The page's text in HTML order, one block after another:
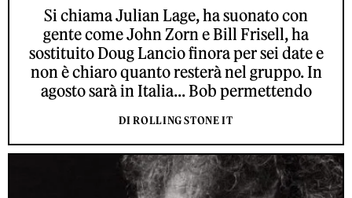
Si chiama Julian Lage, ha suonato con
gente come John Zorn e Bill Frisell, ha
sostituito Doug Lancio finora per sei date e
non è chiaro quanto resterà nel gruppo. In
agosto sarà in Italia... Bob permettendo
DI ROLLING STONE IT